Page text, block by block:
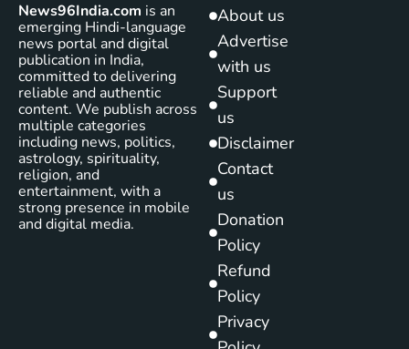
News96India.com is an
emerging Hindi-language
news portal and digital
publication in India,
committed to delivering
reliable and authentic
content. We publish across
multiple categories
including news, politics,
astrology, spirituality,
religion, and
entertainment, with a
strong presence in mobile
and digital media.
About us
Advertise
with us
Support
us
Disclaimer
Contact
us
Donation
Policy
Refund
Policy
Privacy